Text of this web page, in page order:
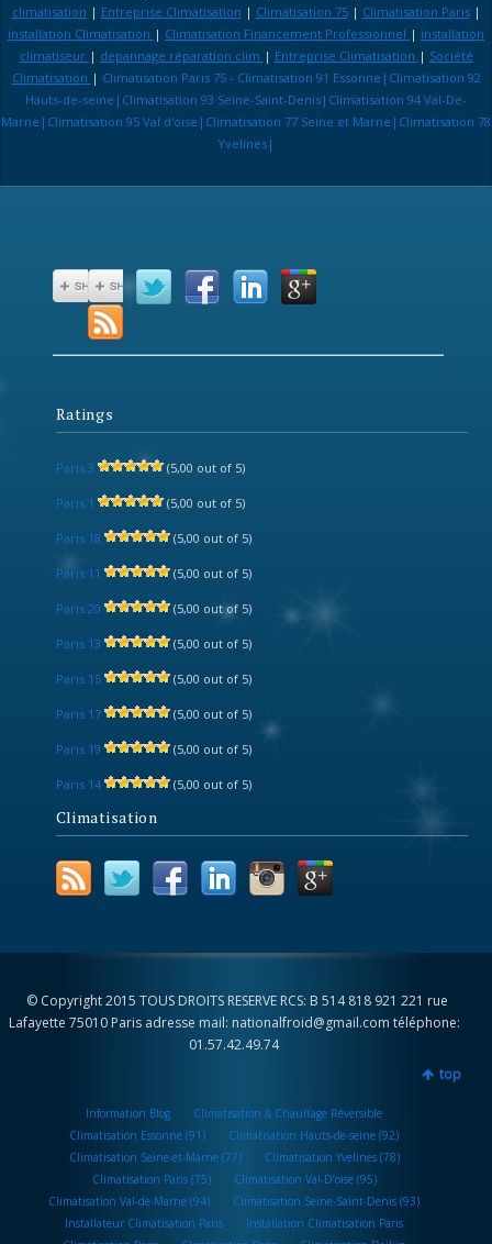
climatisation | Entreprise Climatisation | Climatisation 75| Climatisation Paris|
installation Climatisation | Climatisation Financement Professionnel | installation
climatiseur | depannage réparation clim | Entreprise Climatisation | Société
Climatisation | Climatisation Paris 75 - Climatisation 91 Essonne|Climatisation 92
Hauts-de-seine|Climatisation 93 Seine-Saint-Denis|Climatisation 94 Val-De-
Marne|Climatisation 95 Val d'oise|Climatisation 77 Seine et Marne|Climatisation 78
Yvelines|
Ratings
Paris 3 (5,00 out of 5)
Paris 1 (5,00 out of 5)
Paris 18 (5,00 out of 5)
Paris 11 (5,00 out of 5)
Paris 20 (5,00 out of 5)
Paris 13 (5,00 out of 5)
Paris 15 (5,00 out of 5)
Paris 17 (5,00 out of 5)
Paris 19 (5,00 out of 5)
Paris 14 (5,00 out of 5)
Climatisation
© Copyright 2015 TOUS DROITS RESERVE RCS: B 514 818 921 221 rue
Lafayette 75010 Paris adresse mail: nationalfroid@gmail.com téléphone:
01.57.42.49.74
top
Information Blog
Climatisation & Chauffage Réversible
Climatisation Essonne (91)
Climatisation Hauts-de-seine (92)
Climatisation Seine-et-Marne (77)
Climatisation Yvelines (78)
Climatisation Paris (75)
Climatisation Val-D’oise (95)
Climatisation Val-de-Marne (94)
Climatisation Seine-Saint-Denis (93)
Installateur Climatisation Paris
Installation Climatisation Paris